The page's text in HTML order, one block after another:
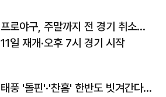
프로야구, 주말까지 전 경기 취소…
11일 재개·오후 7시 경기 시작
태풍 '돌핀'·'찬홈' 한반도 빗겨간다…